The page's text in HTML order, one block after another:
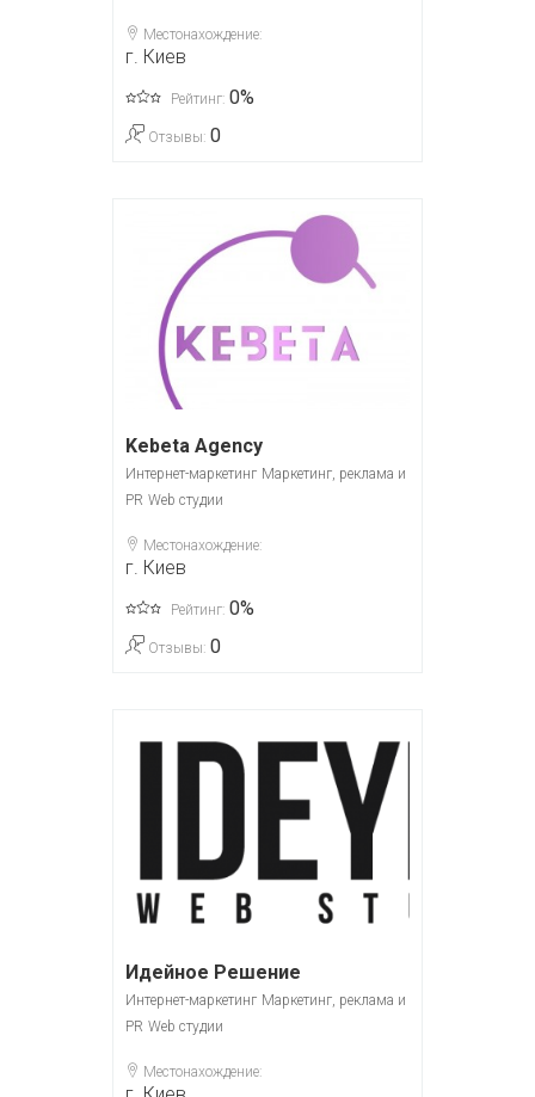
Местонахождение:
г. Киев
Рейтинг: 0%
Отзывы: 0
Kebeta Agency
Интернет-маркетинг Маркетинг, реклама и
PR Web студии
Местонахождение:
г. Киев
Рейтинг: 0%
Отзывы: 0
Идейное Решение
Интернет-маркетинг Маркетинг, реклама и
PR Web студии
Местонахождение: